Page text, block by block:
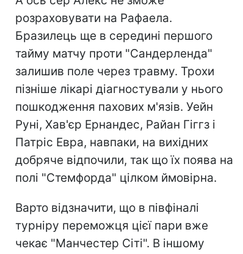
розраховувати на Рафаела.
Бразилець ще в середині першого
тайму матчу проти "Сандерленда"
залишив поле через травму. Трохи
пізніше лікарі діагностували у нього
пошкодження пахових м'язів. Уейн
Руні, Хав'єр Ернандес, Райан Гіггз і
Патріс Евра, навпаки, на вихідних
добряче відпочили, так що їх поява на
полі "Стемфорда" цілком ймовірна.
Варто відзначити, що в півфіналі
турніру переможця цієї пари вже
чекає "Манчестер Сіті". В іншому